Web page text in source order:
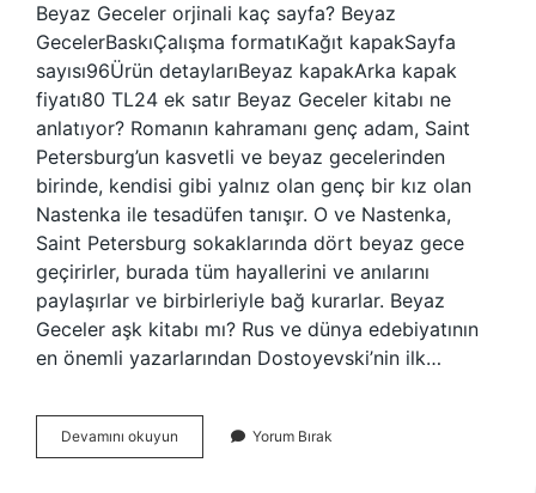
Beyaz Geceler orjinali kaç sayfa? Beyaz
GecelerBaskıÇalışma formatıKağıt kapakSayfa
sayısı96Ürün detaylarıBeyaz kapakArka kapak
fiyatı80 TL24 ek satır Beyaz Geceler kitabı ne
anlatıyor? Romanın kahramanı genç adam, Saint
Petersburg’un kasvetli ve beyaz gecelerinden
birinde, kendisi gibi yalnız olan genç bir kız olan
Nastenka ile tesadüfen tanışır. O ve Nastenka,
Saint Petersburg sokaklarında dört beyaz gece
geçirirler, burada tüm hayallerini ve anılarını
paylaşırlar ve birbirleriyle bağ kurarlar. Beyaz
Geceler aşk kitabı mı? Rus ve dünya edebiyatının
en önemli yazarlarından Dostoyevski’nin ilk…
Devamını okuyun
Geceler
Yorum Bırak